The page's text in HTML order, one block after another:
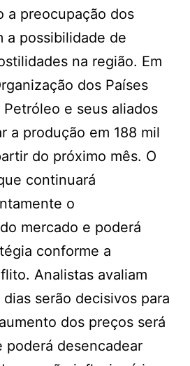
a preocupação dos
a possibilidade de
na região. Em
dos Países
e seus aliados
a produção em 188 mil
do próximo mês. O
continuará
o
mercado e poderá
conforme a
Analistas avaliam
serão decisivos para
dos preços será
poderá desencadear